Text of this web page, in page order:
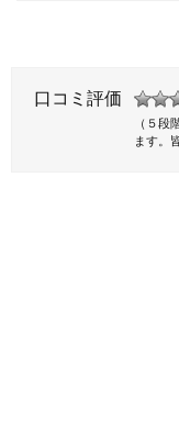
口コミ評価
（５段
ます。